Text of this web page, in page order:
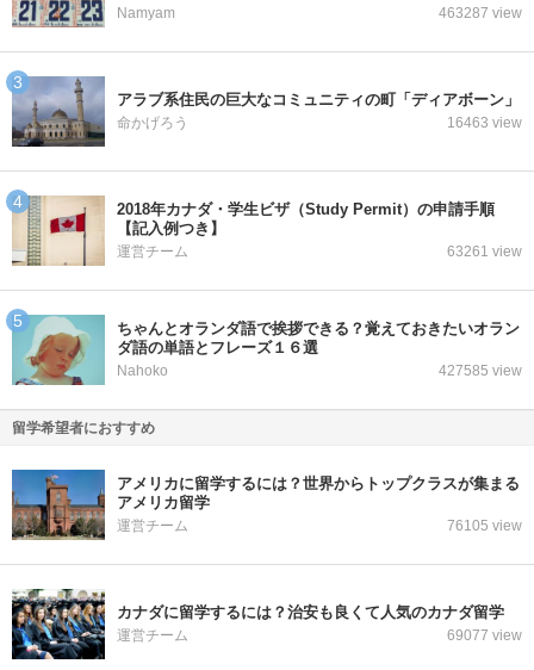
Namyam 463287 view
アラブ系住民の巨大なコミュニティの町「ディアボーン」
命かげろう 16463 view
2018年カナダ・学生ビザ（Study Permit）の申請手順
【記入例つき】
運営チーム 63261 view
ちゃんとオランダ語で挨拶できる？覚えておきたいオラン
ダ語の単語とフレーズ１６選
Nahoko 427585 view
留学希望者におすすめ
アメリカに留学するには？世界からトップクラスが集まる
アメリカ留学
運営チーム 76105 view
カナダに留学するには？治安も良くて人気のカナダ留学
運営チーム 69077 view